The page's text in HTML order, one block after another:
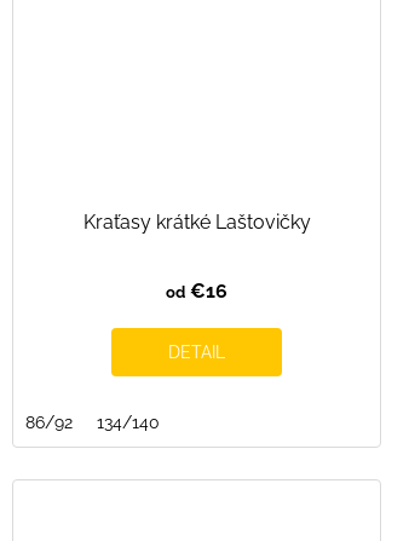
Kraťasy krátké Laštovičky
od €16
DETAIL
86/92 134/140